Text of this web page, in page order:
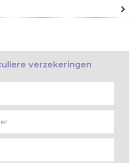
verzekeringen